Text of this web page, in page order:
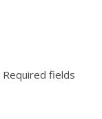
Required fields